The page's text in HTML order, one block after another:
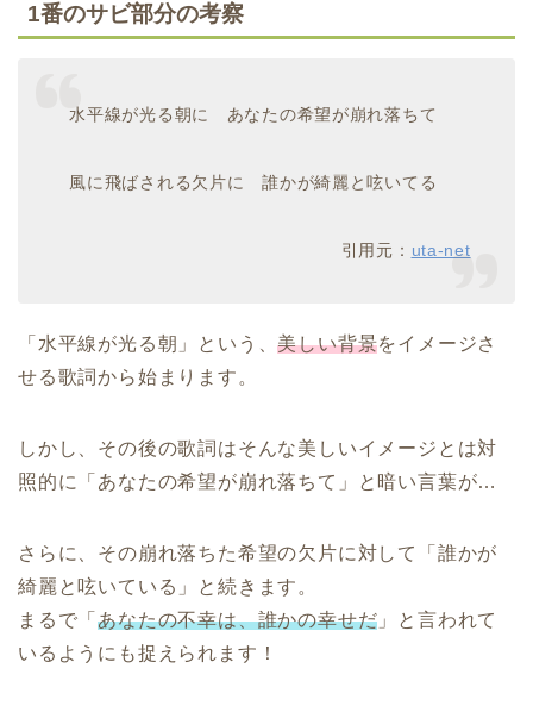
1番のサビ部分の考察
水平線が光る朝に あなたの希望が崩れ落ちて
風に飛ばされる欠片に 誰かが綺麗と呟いてる
引用元： uta-net
「水平線が光る朝」という、美しい背景をイメージさ
せる歌詞から始まります。
しかし、その後の歌詞はそんな美しいイメージとは対
照的に「あなたの希望が崩れ落ちて」と暗い言葉が…
さらに、その崩れ落ちた希望の欠片に対して「誰かが
綺麗と呟いている」と続きます。
まるで「あなたの不幸は、誰かの幸せだ 」と言われて
いるようにも捉えられます！